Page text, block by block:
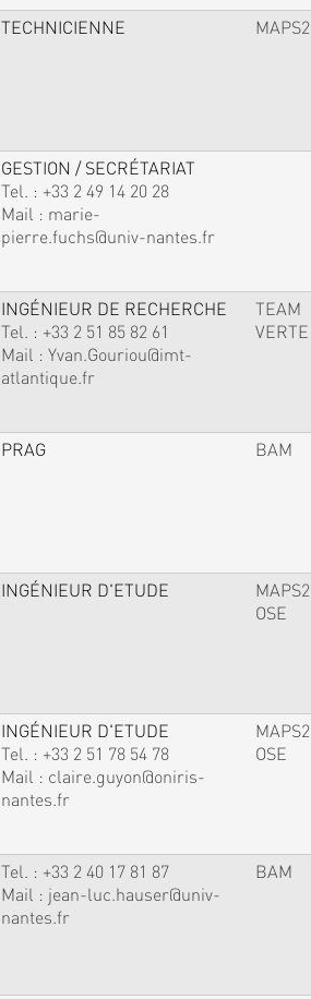
TECHNICIENNE MAPS2
GESTION / SECRÉTARIAT
Tel. : +33 2 49 14 20 28
Mail : marie-
pierre.fuchs@univ-nantes.fr
INGÉNIEUR DE RECHERCHE
Tel. : +33 2 51 85 82 61
Mail : Yvan.Gouriou@imt-
atlantique.fr
TEAM
VERTE
PRAG BAM
INGÉNIEUR D'ETUDE
MAPS2
OSE
INGÉNIEUR D'ETUDE
Tel. : +33 2 51 78 54 78
Mail : claire.guyon@oniris-
nantes.fr
MAPS2
OSE
Tel. : +33 2 40 17 81 87
Mail : jean-luc.hauser@univ-
nantes.fr
BAM